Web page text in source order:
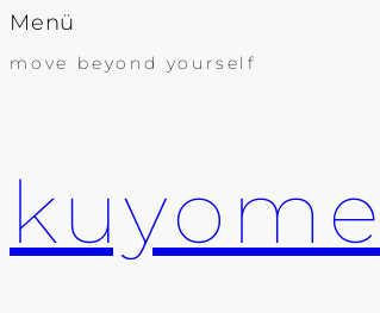
Menü
move beyond yourself
kuyome